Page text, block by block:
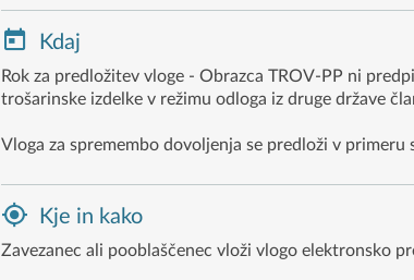
Kdaj
Rok za predložitev vloge - Obrazca TROV-PP ni
trošarinske izdelke v režimu odloga iz druge države
Vloga za spremembo dovoljenja se predloži v
Kje in kako
Zavezanec ali pooblaščenec vloži vlogo elektronsko